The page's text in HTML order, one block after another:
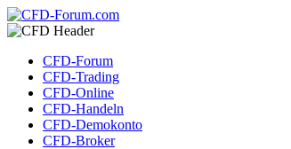
CFD-Forum
CFD-Trading
CFD-Online
CFD-Handeln
CFD-Demokonto
CFD-Broker